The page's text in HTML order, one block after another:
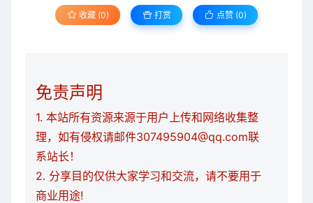
收藏 (0) 打赏 点赞 (0)
免责声明
1. 本站所有资源来源于用户上传和网络收集整
理，如有侵权请邮件307495904@qq.com联
系站长！
2. 分享目的仅供大家学习和交流，请不要用于
商业用途!